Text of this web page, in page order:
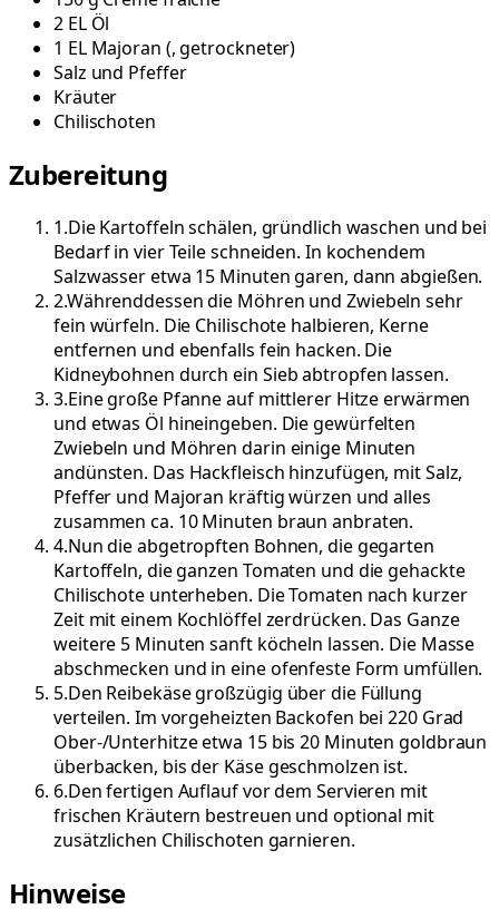
2 EL Öl
1 EL Majoran (, getrockneter)
Salz und Pfeffer
Kräuter
Chilischoten
Zubereitung
1.Die Kartoffeln schälen, gründlich waschen und bei
Bedarf in vier Teile schneiden. In kochendem
Salzwasser etwa 15 Minuten garen, dann abgießen.
2.Währenddessen die Möhren und Zwiebeln sehr
fein würfeln. Die Chilischote halbieren, Kerne
entfernen und ebenfalls fein hacken. Die
Kidneybohnen durch ein Sieb abtropfen lassen.
3.Eine große Pfanne auf mittlerer Hitze erwärmen
und etwas Öl hineingeben. Die gewürfelten
Zwiebeln und Möhren darin einige Minuten
andünsten. Das Hackfleisch hinzufügen, mit Salz,
Pfeffer und Majoran kräftig würzen und alles
zusammen ca. 10 Minuten braun anbraten.
4.Nun die abgetropften Bohnen, die gegarten
Kartoffeln, die ganzen Tomaten und die gehackte
Chilischote unterheben. Die Tomaten nach kurzer
Zeit mit einem Kochlöffel zerdrücken. Das Ganze
weitere 5 Minuten sanft köcheln lassen. Die Masse
abschmecken und in eine ofenfeste Form umfüllen.
5.Den Reibekäse großzügig über die Füllung
verteilen. Im vorgeheizten Backofen bei 220 Grad
Ober-/Unterhitze etwa 15 bis 20 Minuten goldbraun
überbacken, bis der Käse geschmolzen ist.
6.Den fertigen Auflauf vor dem Servieren mit
frischen Kräutern bestreuen und optional mit
zusätzlichen Chilischoten garnieren.
Hinweise